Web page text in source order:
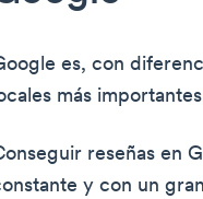
es, con
más
reseñas en
y con un